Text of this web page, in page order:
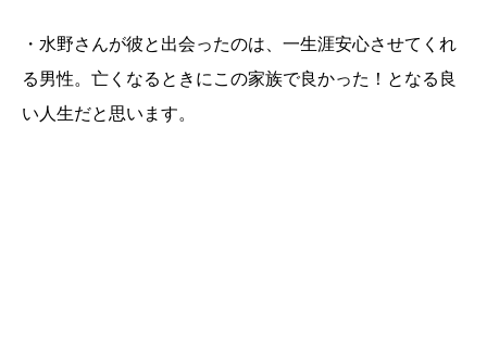
・水野さんが彼と出会ったのは、一生涯安心させてくれ
る男性。亡くなるときにこの家族で良かった！となる良
い人生だと思います。